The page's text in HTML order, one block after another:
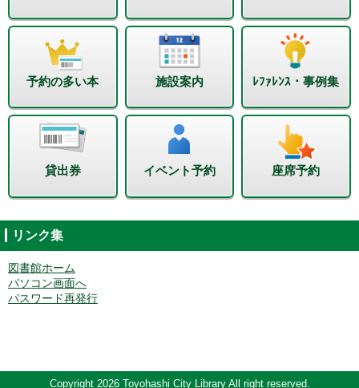
予約の多い本 施設案内 ﾚﾌｧﾚﾝｽ・事例集
貸出券 イベント予約 座席予約
リンク集
図書館ホーム
パソコン画面へ
パスワード再発行
Copyright 2026 Toyohashi City Library All right reserved.